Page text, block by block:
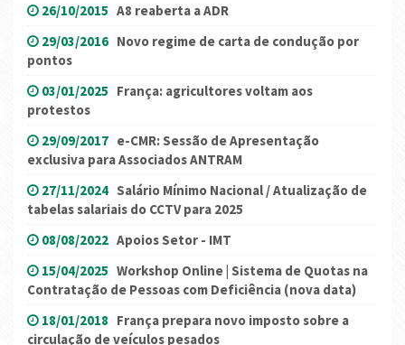
26/10/2015 A8 reaberta a ADR
29/03/2016 Novo regime de carta de condução por
pontos
03/01/2025 França: agricultores voltam aos
protestos
29/09/2017 e-CMR: Sessão de Apresentação
exclusiva para Associados ANTRAM
27/11/2024 Salário Mínimo Nacional / Atualização de
tabelas salariais do CCTV para 2025
08/08/2022 Apoios Setor - IMT
15/04/2025 Workshop Online | Sistema de Quotas na
Contratação de Pessoas com Deficiência (nova data)
18/01/2018 França prepara novo imposto sobre a
circulação de veículos pesados